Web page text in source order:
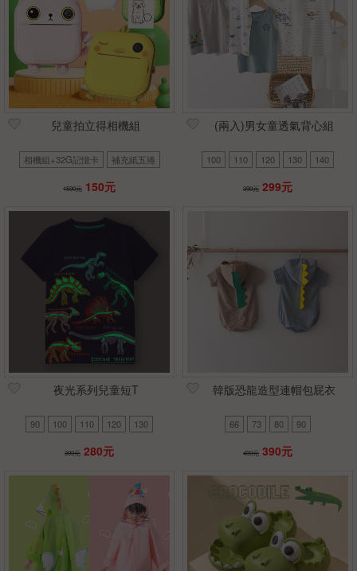
兒童拍立得相機組
相機組+32G記憶卡 補充紙五捲
1590元 150元
(兩入)男女童透氣背心組
100 110 120 130 140
390元 299元
夜光系列兒童短T
90 100 110 120 130
390元 280元
韓版恐龍造型連帽包屁衣
66 73 80 90
490元 390元